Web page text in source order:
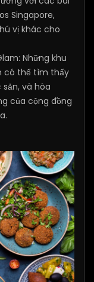
Singapore,
vị khác cho
Những khu
có thể tìm thấy
và hòa
của cộng đồng